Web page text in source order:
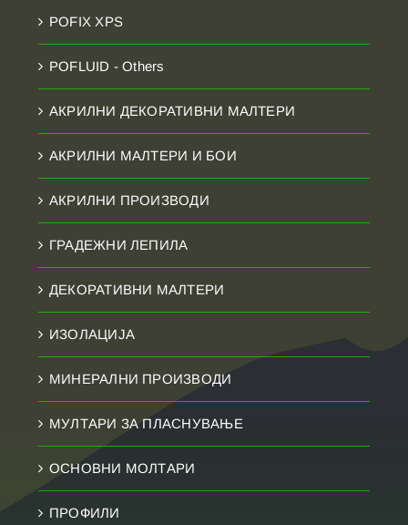
POFIX XPS
POFLUID - Others
АКРИЛНИ ДЕКОРАТИВНИ МАЛТЕРИ
АКРИЛНИ МАЛТЕРИ И БОИ
АКРИЛНИ ПРОИЗВОДИ
ГРАДЕЖНИ ЛЕПИЛА
ДЕКОРАТИВНИ МАЛТЕРИ
ИЗОЛАЦИЈА
МИНЕРАЛНИ ПРОИЗВОДИ
МУЛТАРИ ЗА ПЛАСНУВАЊЕ
ОСНОВНИ МОЛТАРИ
ПРОФИЛИ